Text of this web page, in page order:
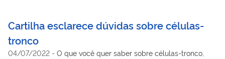
Cartilha esclarece dúvidas sobre células-
tronco
04/07/2022 - O que você quer saber sobre células-tronco,